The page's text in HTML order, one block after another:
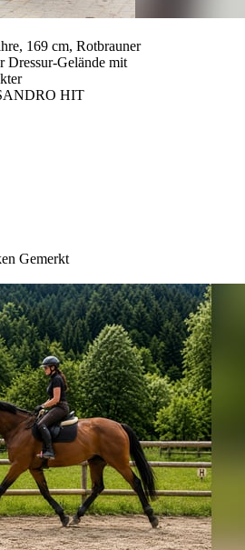
169 cm, Rotbrauner
Dressur-Gelände mit
HIT
Gemerkt